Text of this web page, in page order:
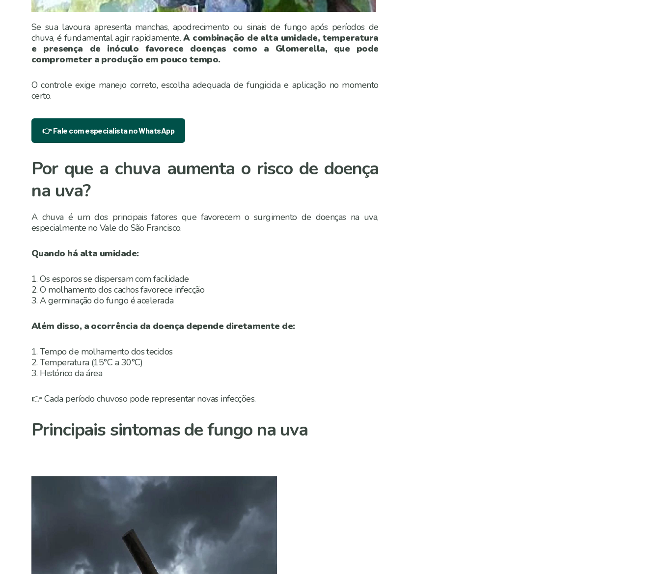
Se sua lavoura apresenta manchas, apodrecimento ou sinais de fungo após períodos de
chuva, é fundamental agir rapidamente.A combinação de alta umidade, temperatura
e presença de inóculo favorece doenças como a Glomerella, que pode
comprometer a produção em pouco tempo.
O controle exige manejo correto, escolha adequada de fungicida e aplicação no momento
certo.
👉 Fale com especialista no WhatsApp
Por que a chuva aumenta o risco de doença
na uva?
A chuva é um dos principais fatores que favorecem o surgimento de doenças na uva,
especialmente no Vale do São Francisco.
Quando há alta umidade:
1. Os esporos se dispersam com facilidade
2. O molhamento dos cachos favorece infecção
3. A germinação do fungo é acelerada
Além disso, a ocorrência da doença depende diretamente de:
1. Tempo de molhamento dos tecidos
2. Temperatura (15°C a 30°C)
3. Histórico da área
👉 Cada período chuvoso pode representar novas infecções.
Principais sintomas de fungo na uva